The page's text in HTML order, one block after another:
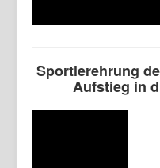
Sportlerehrung
Aufstieg in